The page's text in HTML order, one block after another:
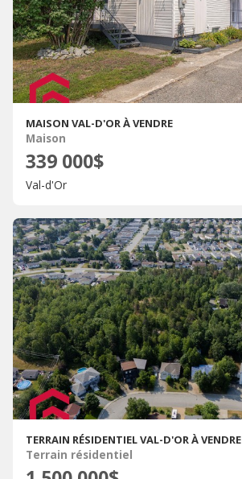
MAISON VAL-D'OR À VENDRE
Maison
339 000$
Val-d'Or
TERRAIN RÉSIDENTIEL VAL-D'OR À VENDRE
Terrain résidentiel